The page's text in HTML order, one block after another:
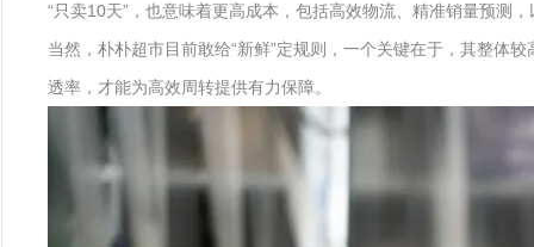
“只卖10天”，也意味着更高成本，包括高效物流、精准销量预测
当然，朴朴超市目前敢给“新鲜”定规则，一个关键在于，其整
透率，才能为高效周转提供有力保障。